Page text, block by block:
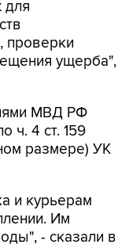
ущерба",
МВД РФ
размере) УК
и курьерам
- сказали в